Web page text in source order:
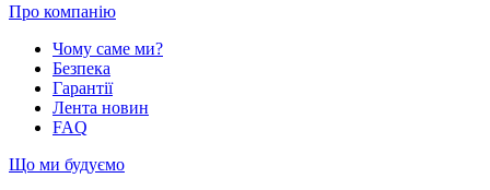
Про компанію
Чому саме ми?
Безпека
Гарантії
Лента новин
FAQ
Що ми будуємо